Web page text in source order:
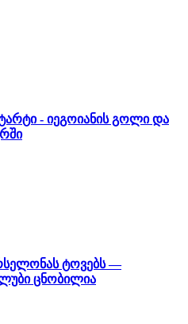
- იეგოიანის გოლი და
ტოვებს —
ცნობილია